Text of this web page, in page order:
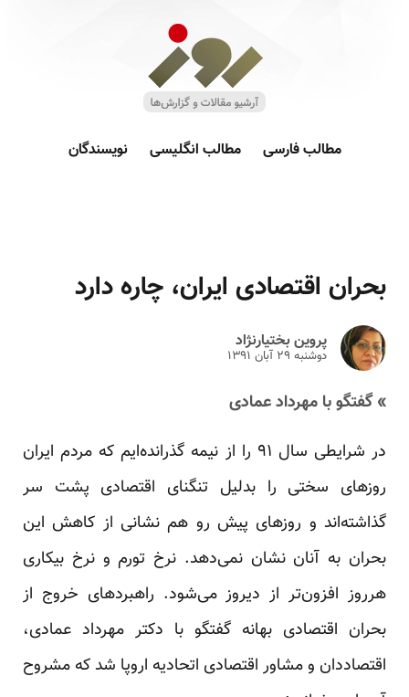
مطالب فارسی مطالب انگلیسی نویسندگان
بحران اقتصادی ایران، چاره دارد
پروین بختیارنژاد
دوشنبه ۲۹ آبان ۱۳۹۱
» گفتگو با مهرداد عمادی
در شرایطی سال ۹۱ را از نیمه گذرانده‌ایم که مردم ایران
روزهای سختی را بدلیل تنگنای اقتصادی پشت سر
گذاشته‌اند و روزهای پیش رو هم نشانی از کاهش این
بحران به آنان نشان نمی‌دهد. نرخ تورم و نرخ بیکاری
هرروز افزون‌تر از دیروز می‌شود. راهبردهای خروج از
بحران اقتصادی بهانه گفتگو با دکتر مهرداد عمادی،
اقتصاد‌دان و مشاور اقتصادی اتحادیه اروپا شد که مشروح